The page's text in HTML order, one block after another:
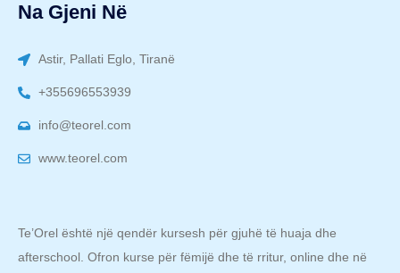
Na Gjeni Në
Astir, Pallati Eglo, Tiranë
+355696553939
info@teorel.com
www.teorel.com
Te’Orel është një qendër kursesh për gjuhë të huaja dhe
afterschool. Ofron kurse për fëmijë dhe të rritur, online dhe në